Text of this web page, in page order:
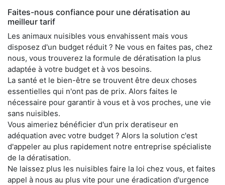
Faites-nous confiance pour une dératisation au
meilleur tarif
Les animaux nuisibles vous envahissent mais vous
disposez d'un budget réduit ? Ne vous en faites pas, chez
nous, vous trouverez la formule de dératisation la plus
adaptée à votre budget et à vos besoins.
La santé et le bien-être se trouvent être deux choses
essentielles qui n'ont pas de prix. Alors faites le
nécessaire pour garantir à vous et à vos proches, une vie
sans nuisibles.
Vous aimeriez bénéficier d'un prix deratiseur en
adéquation avec votre budget ? Alors la solution c'est
d'appeler au plus rapidement notre entreprise spécialiste
de la dératisation.
Ne laissez plus les nuisibles faire la loi chez vous, et faites
appel à nous au plus vite pour une éradication d'urgence